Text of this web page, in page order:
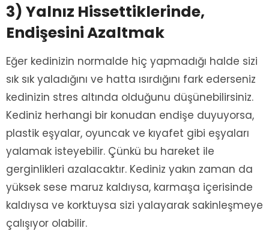
3) Yalnız Hissettiklerinde,
Endişesini Azaltmak
Eğer kedinizin normalde hiç yapmadığı halde sizi
sık sık yaladığını ve hatta ısırdığını fark ederseniz
kedinizin stres altında olduğunu düşünebilirsiniz.
Kediniz herhangi bir konudan endişe duyuyorsa,
plastik eşyalar, oyuncak ve kıyafet gibi eşyaları
yalamak isteyebilir. Çünkü bu hareket ile
gerginlikleri azalacaktır. Kediniz yakın zaman da
yüksek sese maruz kaldıysa, karmaşa içerisinde
kaldıysa ve korktuysa sizi yalayarak sakinleşmeye
çalışıyor olabilir.